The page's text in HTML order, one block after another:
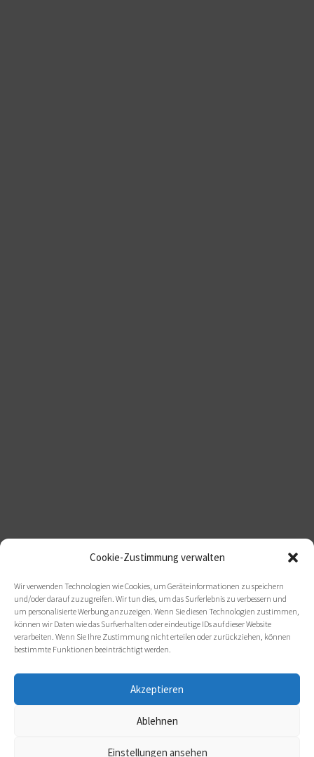
Cookie-Zustimmung verwalten
Wir verwenden Technologien wie Cookies, um Geräteinformationen zu speichern
und/oder darauf zuzugreifen. Wir tun dies, um das Surferlebnis zu verbessern und
um personalisierte Werbung anzuzeigen. Wenn Sie diesen Technologien zustimmen,
können wir Daten wie das Surfverhalten oder eindeutige IDs auf dieser Website
verarbeiten. Wenn Sie Ihre Zustimmung nicht erteilen oder zurückziehen, können
bestimmte Funktionen beeinträchtigt werden.
Akzeptieren
Ablehnen
Einstellungen ansehen